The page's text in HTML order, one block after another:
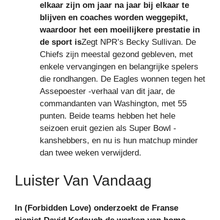
elkaar zijn om jaar na jaar bij elkaar te
blijven en coaches worden weggepikt,
waardoor het een moeilijkere prestatie in
de sport isZegt NPR’s Becky Sullivan. De
Chiefs zijn meestal gezond gebleven, met
enkele vervangingen en belangrijke spelers
die rondhangen. De Eagles wonnen tegen het
Assepoester -verhaal van dit jaar, de
commandanten van Washington, met 55
punten. Beide teams hebben het hele
seizoen eruit gezien als Super Bowl -
kanshebbers, en nu is hun matchup minder
dan twee weken verwijderd.
Luister Van Vandaag
In (Forbidden Love) onderzoekt de Franse